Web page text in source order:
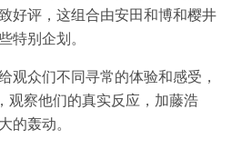
好评，这组合由安田和博和樱井
特别企划。
观众们不同寻常的体验和感受，
观察他们的真实反应，加藤浩
的轰动。